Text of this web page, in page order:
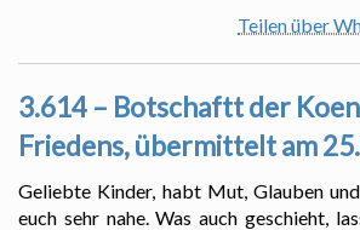
Teilen über
3.614 – Botschaftt der
Friedens, übermittelt am
Geliebte Kinder, habt Mut, Glauben
euch sehr nahe. Was auch geschieht,